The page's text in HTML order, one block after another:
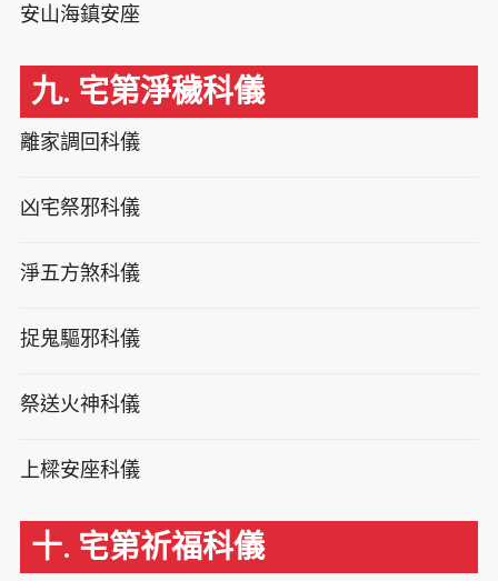
安山海鎮安座
九. 宅第淨穢科儀
離家調回科儀
凶宅祭邪科儀
淨五方煞科儀
捉鬼驅邪科儀
祭送火神科儀
上樑安座科儀
十. 宅第祈福科儀